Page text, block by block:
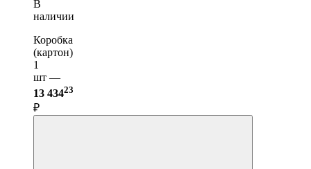
В
наличии
Коробка
(картон)
1
шт —
13 43423
₽